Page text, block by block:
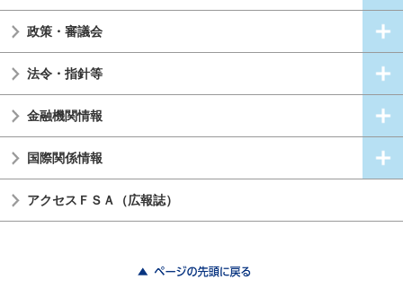
政策・審議会
法令・指針等
金融機関情報
国際関係情報
アクセスＦＳＡ（広報誌）